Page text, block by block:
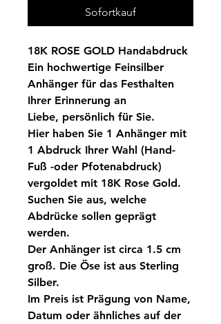
Sofortkauf
18K ROSE GOLD Handabdruck
Ein hochwertige Feinsilber
Anhänger für das Festhalten
Ihrer Erinnerung an
Liebe, persönlich für Sie.
Hier haben Sie 1 Anhänger mit
1 Abdruck Ihrer Wahl (Hand-
Fuß -oder Pfotenabdruck)
vergoldet mit 18K Rose Gold.
Suchen Sie aus, welche
Abdrücke sollen geprägt
werden.
Der Anhänger ist circa 1.5 cm
groß. Die Öse ist aus Sterling
Silber.
Im Preis ist Prägung von Name,
Datum oder ähnliches auf der